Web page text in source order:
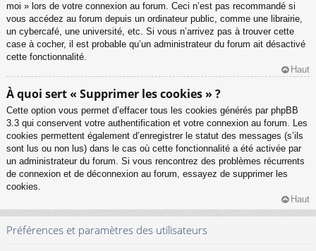
moi » lors de votre connexion au forum. Ceci n’est pas recommandé si
vous accédez au forum depuis un ordinateur public, comme une librairie,
un cybercafé, une université, etc. Si vous n’arrivez pas à trouver cette
case à cocher, il est probable qu’un administrateur du forum ait désactivé
cette fonctionnalité.
Haut
À quoi sert « Supprimer les cookies » ?
Cette option vous permet d’effacer tous les cookies générés par phpBB
3.3 qui conservent votre authentification et votre connexion au forum. Les
cookies permettent également d’enregistrer le statut des messages (s’ils
sont lus ou non lus) dans le cas où cette fonctionnalité a été activée par
un administrateur du forum. Si vous rencontrez des problèmes récurrents
de connexion et de déconnexion au forum, essayez de supprimer les
cookies.
Haut
Préférences et paramètres des utilisateurs